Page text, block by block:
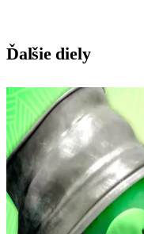
Ďalšie diely